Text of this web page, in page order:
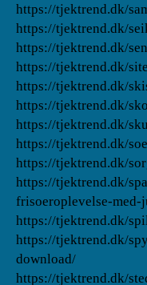
https://tjektrend.dk/
https://tjektrend.dk/
https://tjektrend.dk/
https://tjektrend.dk/
https://tjektrend.dk/
https://tjektrend.dk/
https://tjektrend.dk/
https://tjektrend.dk/
https://tjektrend.dk/
https://tjektrend.dk/
frisoeroplevelse-
https://tjektrend.dk/
https://tjektrend.dk/
download/
https://tjektrend.dk/